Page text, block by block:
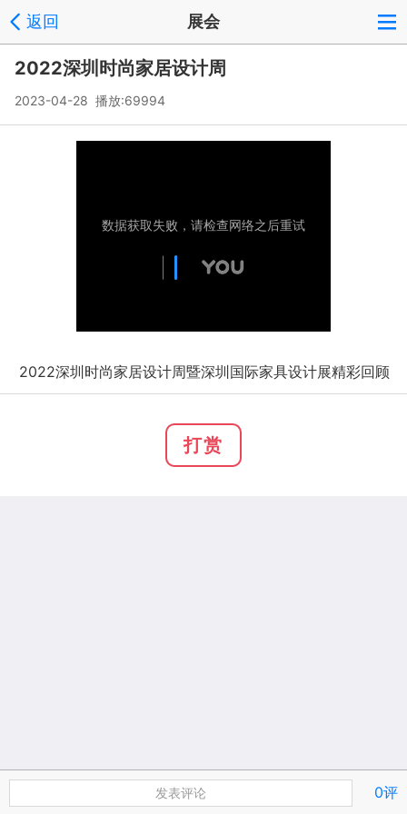
返回 展会
2022深圳时尚家居设计周
2023-04-28 播放:69994
2022深圳时尚家居设计周暨深圳国际家具设计展精彩回顾
打赏
发表评论 0评